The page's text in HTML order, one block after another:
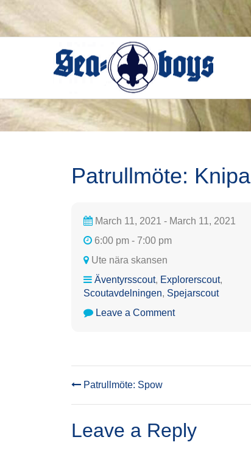
to
content
Patrullmöte: Knipa
March 11, 2021 - March 11, 2021
6:00 pm - 7:00 pm
Ute nära skansen
Äventyrsscout, Explorerscout,
Scoutavdelningen, Spejarscout
Leave a Commenton
POST
NAVIGATION
Patrullmöte: Spow
Leave a Reply